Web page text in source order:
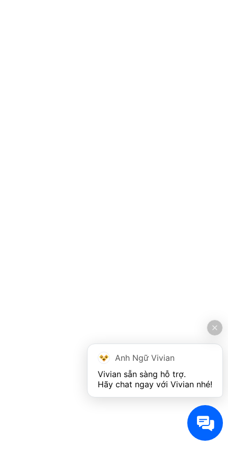
Anh Ngữ Vivian
Vivian sẵn sàng hỗ trợ.
Hãy chat ngay với Vivian nhé!